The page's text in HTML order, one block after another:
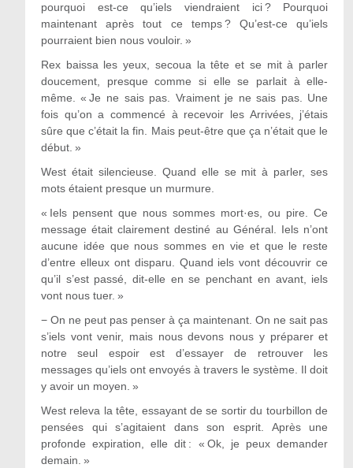
pourquoi est-ce qu’iels viendraient ici ? Pourquoi
maintenant après tout ce temps ? Qu’est-ce qu’iels
pourraient bien nous vouloir. »
Rex baissa les yeux, secoua la tête et se mit à parler
doucement, presque comme si elle se parlait à elle-
même. « Je ne sais pas. Vraiment je ne sais pas. Une
fois qu’on a commencé à recevoir les Arrivées, j’étais
sûre que c’était la fin. Mais peut-être que ça n’était que le
début. »
West était silencieuse. Quand elle se mit à parler, ses
mots étaient presque un murmure.
« Iels pensent que nous sommes mort·es, ou pire. Ce
message était clairement destiné au Général. Iels n’ont
aucune idée que nous sommes en vie et que le reste
d’entre elleux ont disparu. Quand iels vont découvrir ce
qu’il s’est passé, dit-elle en se penchant en avant, iels
vont nous tuer. »
− On ne peut pas penser à ça maintenant. On ne sait pas
s’iels vont venir, mais nous devons nous y préparer et
notre seul espoir est d’essayer de retrouver les
messages qu’iels ont envoyés à travers le système. Il doit
y avoir un moyen. »
West releva la tête, essayant de se sortir du tourbillon de
pensées qui s’agitaient dans son esprit. Après une
profonde expiration, elle dit : « Ok, je peux demander
demain. »